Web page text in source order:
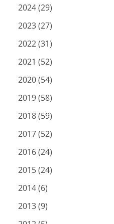
2024 (29)
2023 (27)
2022 (31)
2021 (52)
2020 (54)
2019 (58)
2018 (59)
2017 (52)
2016 (24)
2015 (24)
2014 (6)
2013 (9)